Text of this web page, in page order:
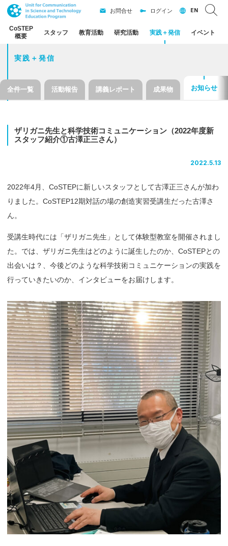
CoSTEP
概要
スタッフ 教育活動 研究活動 実践＋発信 イベント
お問合せ ログイン EN
実践＋発信
全件一覧 活動報告 講義レポート 成果物 お知らせ
ザリガニ先生と科学技術コミュニケーション （2022年度新
スタッフ紹介①古澤正三さん）
2022.5.13
2022年4月、CoSTEPに新しいスタッフとして古澤正三さんが加わ
りました。CoSTEP12期対話の場の創造実習受講生だった古澤さ
ん。
受講生時代には「ザリガニ先生」として体験型教室を開催されまし
た。では、ザリガニ先生はどのように誕生したのか、CoSTEPとの
出会いは？、今後どのような科学技術コミュニケーションの実践を
行っていきたいのか、インタビューをお届けします。